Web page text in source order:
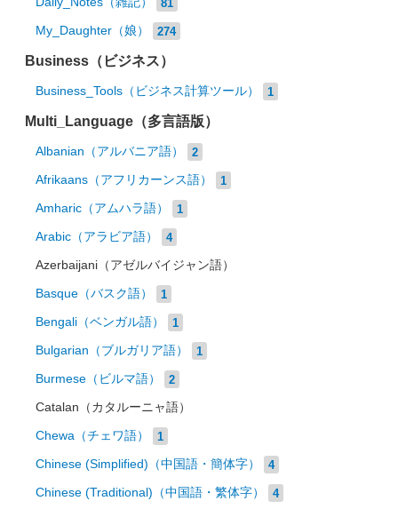
My_Daughter（娘） 274
Business（ビジネス）
Business_Tools（ビジネス計算ツール） 1
Multi_Language（多言語版）
Albanian（アルバニア語） 2
Afrikaans（アフリカーンス語） 1
Amharic（アムハラ語） 1
Arabic（アラビア語） 4
Azerbaijani（アゼルバイジャン語）
Basque（バスク語） 1
Bengali（ベンガル語） 1
Bulgarian（ブルガリア語） 1
Burmese（ビルマ語） 2
Catalan（カタルーニャ語）
Chewa（チェワ語） 1
Chinese (Simplified)（中国語・簡体字） 4
Chinese (Traditional)（中国語・繁体字） 4